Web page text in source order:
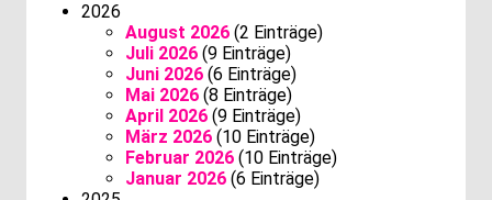
2026
August 2026 (2 Einträge)
Juli 2026 (9 Einträge)
Juni 2026 (6 Einträge)
Mai 2026 (8 Einträge)
April 2026 (9 Einträge)
März 2026 (10 Einträge)
Februar 2026 (10 Einträge)
Januar 2026 (6 Einträge)